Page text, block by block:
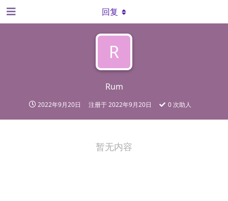
R
Rum
2022年9月20日 注册于2022年9月20日 0 次助人
回复
暂无内容